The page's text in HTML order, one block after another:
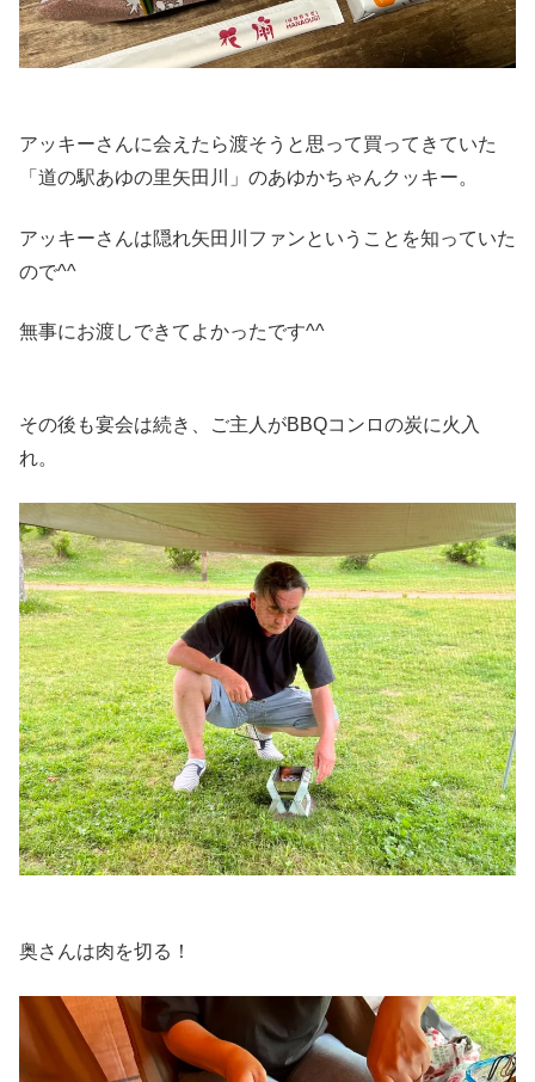
アッキーさんに会えたら渡そうと思って買ってきていた
「道の駅あゆの里矢田川」のあゆかちゃんクッキー。
アッキーさんは隠れ矢田川ファンということを知っていた
ので^^
無事にお渡しできてよかったです^^
その後も宴会は続き、ご主人がBBQコンロの炭に火入
れ。
奥さんは肉を切る！